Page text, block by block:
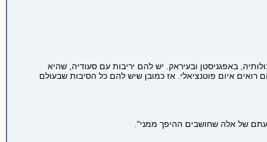
באפגניסטן ובעיראק. יש להם יריבות עם סעודיה, שהיא
איום פוטנציאלי. אז כמובן שיש להם כל הסיבות שבעולם
של אלה שחושבים ההיפך ממני".